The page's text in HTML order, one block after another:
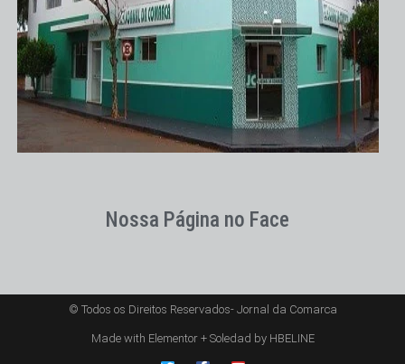
Nossa Página no Face
© Todos os Direitos Reservados- Jornal da Comarca
Made with Elementor + Soledad by HBELINE